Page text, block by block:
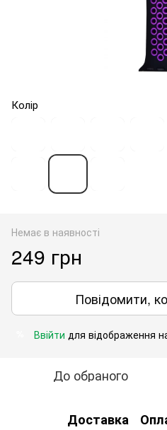
Колір
Немає в наявності
249 грн
Повідомити,
Ввійти для відображення
До обраного
Доставка